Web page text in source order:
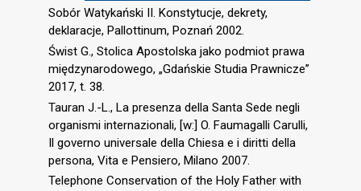
Sobór Watykański II. Konstytucje, dekrety,
deklaracje, Pallottinum, Poznań 2002.
Świst G., Stolica Apostolska jako podmiot prawa
międzynarodowego, „Gdańskie Studia Prawnicze”
2017, t. 38.
Tauran J.-L., La presenza della Santa Sede negli
organismi internazionali, [w:] O. Faumagalli Carulli,
Il governo universale della Chiesa e i diritti della
persona, Vita e Pensiero, Milano 2007.
Telephone Conservation of the Holy Father with